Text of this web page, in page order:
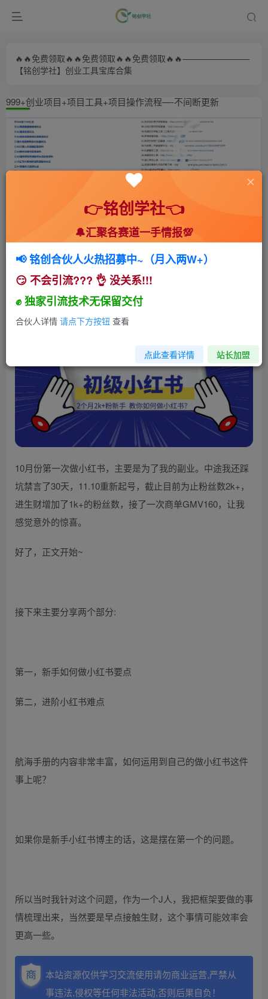
🔥🔥免费领取🔥🔥免费领取🔥🔥免费领取🔥🔥————————
【铭创学社】创业工具宝库合集
999+创业项目+项目工具+项目操作流程—-不间断更新
首页 🍻会员专享 💥实战拆解 正文
2个月2k+粉新手，教你如何做小红书？
小助手
1年前发布
10月份第一次做小红书，主要是为了我的副业。中途我还踩
坑禁言了30天，11.10重新起号，截止目前为止粉丝数2k+，
进生财增加了1k+的粉丝数，接了一次商单GMV160，让我
感觉意外的惊喜。
好了，正文开始~
接下来主要分享两个部分:
第一，新手如何做小红书要点
第二，进阶小红书难点
航海手册的内容非常丰富，如何运用到自己的做小红书这件
事上呢？
如果你是新手小红书博主的话，这是摆在第一个的问题。
所以当时我针对这个问题，作为一个J人，我把框架要做的事
情梳理出来，当然要是早点接触生财，这个事情可能效率会
更高一些。
本站资源仅供学习交流使用请勿商业运营,严禁从
事违法,侵权等任何非法活动,否则后果自负！
👉铭创学社👈
🔔汇聚各赛道一手情报💯
📢 铭创合伙人火热招募中~（月入两W+）
😏 不会引流??? 👌 没关系!!!
✊ 独家引流技术无保留交付
合伙人详情 请点下方按钮 查看
点此查看详情 站长加盟